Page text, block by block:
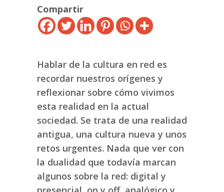
Compartir
Hablar de la cultura en red es
recordar nuestros orígenes y
reflexionar sobre cómo vivimos
esta realidad en la actual
sociedad. Se trata de una realidad
antigua, una cultura nueva y unos
retos urgentes. Nada que ver con
la dualidad que todavía marcan
algunos sobre la red: digital y